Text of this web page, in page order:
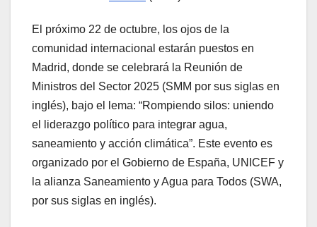
El próximo 22 de octubre, los ojos de la
comunidad internacional estarán puestos en
Madrid, donde se celebrará la Reunión de
Ministros del Sector 2025 (SMM por sus siglas en
inglés), bajo el lema: “Rompiendo silos: uniendo
el liderazgo político para integrar agua,
saneamiento y acción climática”. Este evento es
organizado por el Gobierno de España, UNICEF y
la alianza Saneamiento y Agua para Todos (SWA,
por sus siglas en inglés).